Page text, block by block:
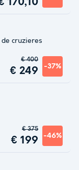
cruzieres
€ 249 -37%
€ 400
€ 199 -46%
€ 375